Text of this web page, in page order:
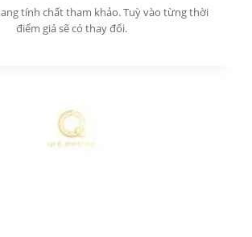
tính chất tham khảo. Tuỳ vào từng thời
điểm giá sẽ có thay đổi.